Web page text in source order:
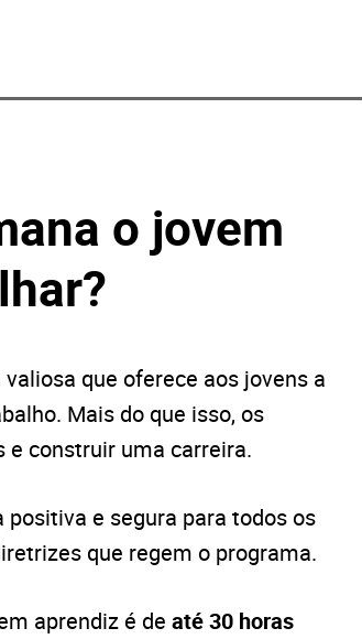
o jovem
que oferece aos jovens a
Mais do que isso, os
e construir uma carreira.
e segura para todos os
que regem o programa.
aprendiz é de até 30 horas